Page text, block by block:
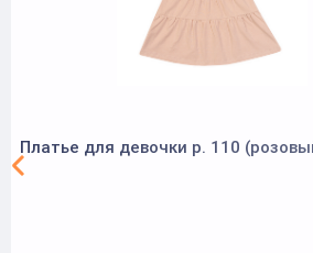
Платье для девочки р. 110